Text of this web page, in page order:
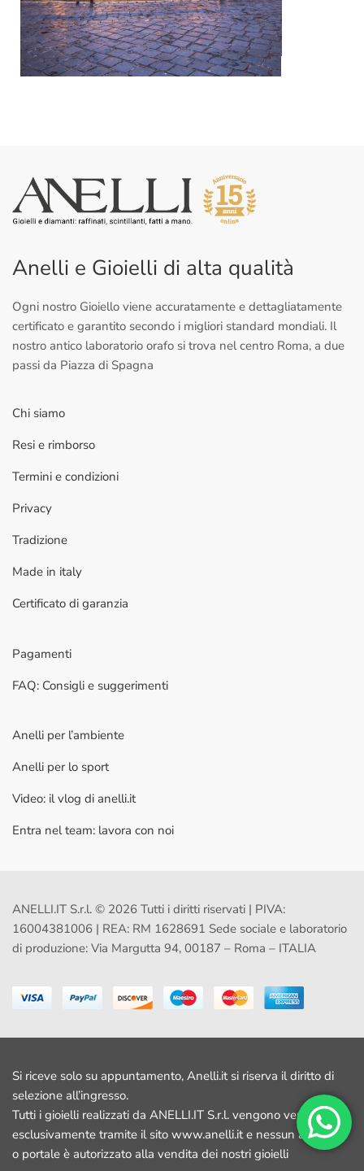
Anelli e Gioielli di alta qualità
Ogni nostro Gioiello viene accuratamente e dettagliatamente
certificato e garantito secondo i migliori standard mondiali. Il
nostro antico laboratorio orafo si trova nel centro Roma, a due
passi da Piazza di Spagna
Chi siamo
Resi e rimborso
Termini e condizioni
Privacy
Tradizione
Made in italy
Certificato di garanzia
Pagamenti
FAQ: Consigli e suggerimenti
Anelli per l’ambiente
Anelli per lo sport
Video: il vlog di anelli.it
Entra nel team: lavora con noi
ANELLI.IT S.r.l. © 2026 Tutti i diritti riservati | PIVA:
16004381006 | REA: RM 1628691 Sede sociale e laboratorio
di produzione: Via Margutta 94, 00187 – Roma – ITALIA
Si riceve solo su appuntamento, Anelli.it si riserva il diritto di
selezione all’ingresso.
Tutti i gioielli realizzati da ANELLI.IT S.r.l. vengono venduti
esclusivamente tramite il sito www.anelli.it e nessun altro sito
o portale è autorizzato alla vendita dei nostri gioielli